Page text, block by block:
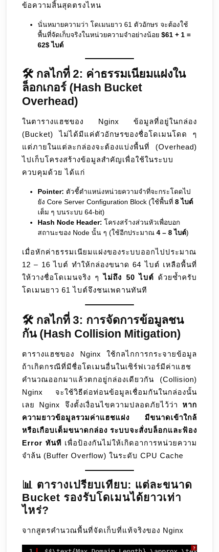
ข้อความสิ้นสุดตรงไหน
นั่นหมายความว่า โดเมนยาว 61 ตัวอักษร จะต้องใช้
พื้นที่จัดเก็บจริงในหน่วยความจำอย่างน้อย $61 + 1 =
62$ ไบต์
🛠️ กลไกที่ 2: ค่าธรรมเนียมแฝงใน
ล็อกเกอร์ (Hash Bucket
Overhead)
ในตารางแฮชของ Nginx ข้อมูลที่อยู่ในกล่อง
(Bucket) ไม่ได้มีแค่ตัวอักษรของชื่อโดเมนโดด ๆ
แต่ภายในแต่ละกล่องจะต้องแบ่งพื้นที่ (Overhead)
ไปเก็บโครงสร้างข้อมูลสำคัญเพื่อใช้ในระบบ
ควบคุมด้วย ได้แก่
Pointer: ตัวชี้ตำแหน่งหน่วยความจำที่จะกระโดดไป
ยัง Core Server Configuration Block (ใช้พื้นที่ 8 ไบต์
เต็ม ๆ บนระบบ 64-bit)
Hash Node Header: โครงสร้างส่วนหัวเพื่อบอก
สถานะของ Node นั้น ๆ (ใช้อีกประมาณ 4 – 8 ไบต์)
เมื่อหักค่าธรรมเนียมแฝงของระบบออกไปประมาณ
12 – 16 ไบต์ ทำให้กล่องขนาด 64 ไบต์ เหลือพื้นที่
ให้วางชื่อโดเมนจริง ๆไม่ถึง 50 ไบต์ ด้วยซ้ำครับ
โดเมนยาว 61 ไบต์จึงชนเพดานทันที
🛠️ กลไกที่ 3: การจัดการข้อมูลชน
กัน (Hash Collision Mitigation)
ตารางแฮชของ Nginx ใช้กลไกการกระจายข้อมูล
ถ้าเกิดกรณีที่มีชื่อโดเมนอื่นในเซิร์ฟเวอร์มีค่าแฮช
คำนวณออกมาแล้วตกอยู่กล่องเดียวกัน (Collision)
Nginx จะใช้วิธีต่อท่อนข้อมูลเชื่อมกันในกล่องนั้น
เลย Nginx จึงตั้งเงื่อนไขความปลอดภัยไว้ว่า หาก
ความยาวข้อมูลรวมค่าแฮชแฝง มีขนาดเข้าใกล้
หรือเกือบเต็มขนาดกล่อง ระบบจะสั่งบล็อกและฟ้อง
Error ทันที เพื่อป้องกันไม่ให้เกิดอาการหน่วยความ
จำล้น (Buffer Overflow) ในระดับ CPU Cache
📊 ตารางเปรียบเทียบ: แต่ละขนาด
Bucket รองรับโดเมนได้ยาวเท่า
ไหร่?
จากสูตรคำนวณพื้นที่จัดเก็บที่แท้จริงของ Nginx
?